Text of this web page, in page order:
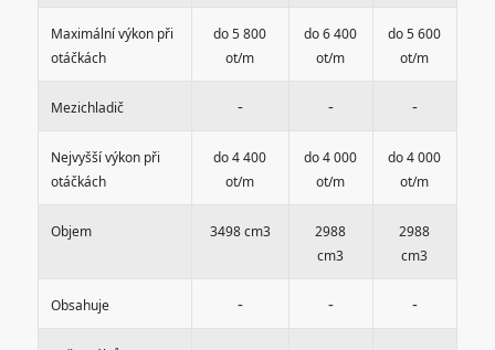
Maximální výkon při
otáčkách
do 5 800
ot/m
do 6 400
ot/m
do 5 600
ot/m
Mezichladič - - -
Nejvyšší výkon při
otáčkách
do 4 400
ot/m
do 4 000
ot/m
do 4 000
ot/m
Objem 3498 cm3
2988
cm3
2988
cm3
Obsahuje - - -